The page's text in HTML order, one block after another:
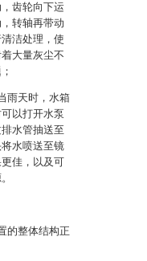
齿轮向下运
转轴再带动
洁处理，使
大量灰尘不
雨天时，水箱
以打开水泵
水管抽送至
水喷送至镜
佳，以及可
的整体结构正